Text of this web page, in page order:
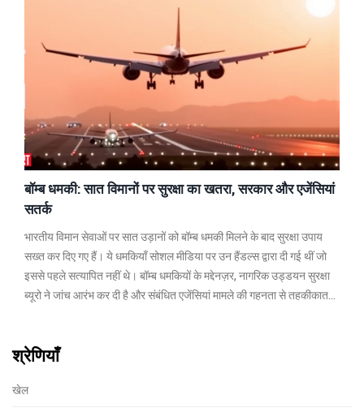
बॉम्ब धमकी: सात विमानों पर सुरक्षा का खतरा, सरकार और एजेंसियां
सतर्क
भारतीय विमान सेवाओं पर सात उड़ानों को बॉम्ब धमकी मिलने के बाद सुरक्षा उपाय
सख्त कर दिए गए हैं। ये धमकियाँ सोशल मीडिया पर उन हैंडल्स द्वारा दी गई थीं जो
इससे पहले सत्यापित नहीं थे। बॉम्ब धमकियों के मद्देनज़र, नागरिक उड्डयन सुरक्षा
ब्यूरो ने जांच आरंभ कर दी है और संबंधित एजेंसियां मामले की गहनता से तहकीकात
श्रेणियाँ
खेल